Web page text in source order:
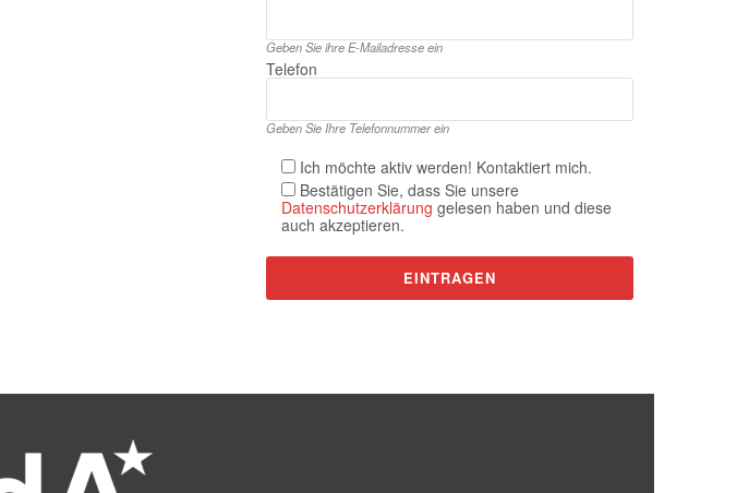
Geben Sie ihre E‑Mailadresse ein
Telefon
Geben Sie Ihre Telefonnummer ein
Ich möchte aktiv werden! Kontaktiert mich.
Bestätigen Sie, dass Sie unsere
Datenschutzerklärung gelesen haben und diese
auch akzeptieren.